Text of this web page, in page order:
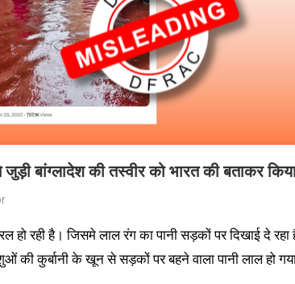
बांग्लादेश की तस्वीर को भारत की बताकर
हो रही है। जिसमे लाल रंग का पानी सड़कों पर दिखाई दे रहा
कुर्बानी के खून से सड़कों पर बहने वाला पानी लाल हो